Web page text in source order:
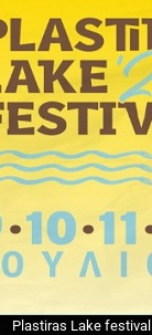
Plastiras Lake